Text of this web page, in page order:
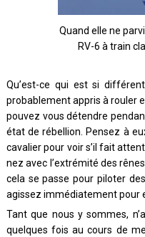
Quand elle ne
RV-6 à train
Qu’est-ce qui est si
probablement appris à rouler
pouvez vous détendre
état de rébellion. Pensez à
cavalier pour voir s’il fait
nez avec l’extrémité des
cela se passe pour piloter
agissez immédiatement pour
Tant que nous y sommes,
quelques fois au cours de